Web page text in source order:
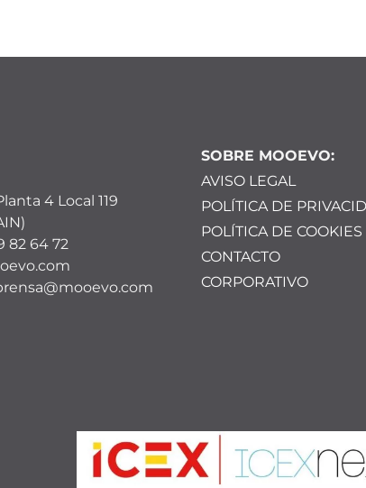
4 Local 119
82 64 72
SOBRE MOOEVO:
AVISO LEGAL
POLÍTICA DE
POLÍTICA DE COOKIES
CONTACTO
CORPORATIVO